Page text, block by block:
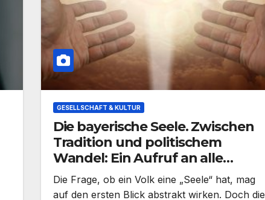
GESELLSCHAFT & KULTUR
Die bayerische Seele. Zwischen
Tradition und politischem
Wandel: Ein Aufruf an alle
Bayern
Die Frage, ob ein Volk eine „Seele“ hat, mag
auf den ersten Blick abstrakt wirken. Doch die